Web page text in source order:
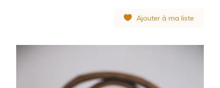
Ajouter à ma liste